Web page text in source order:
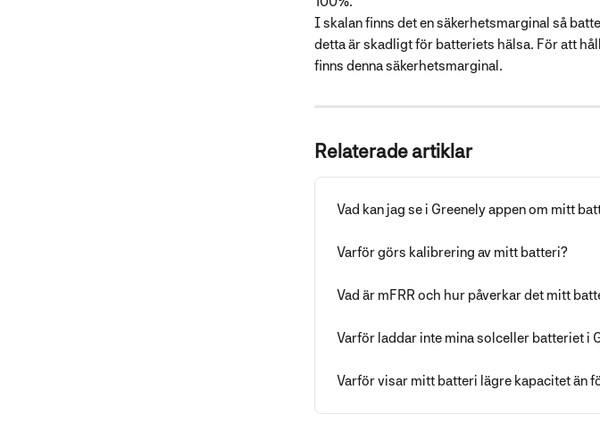
I skalan finns det en säkerhetsmarginal så
detta är skadligt för batteriets hälsa. För att
finns denna säkerhetsmarginal.
Relaterade artiklar
Vad kan jag se i Greenely appen om mitt
Varför görs kalibrering av mitt batteri?
Vad är mFRR och hur påverkar det mitt
Varför laddar inte mina solceller batteriet i
Varför visar mitt batteri lägre kapacitet än